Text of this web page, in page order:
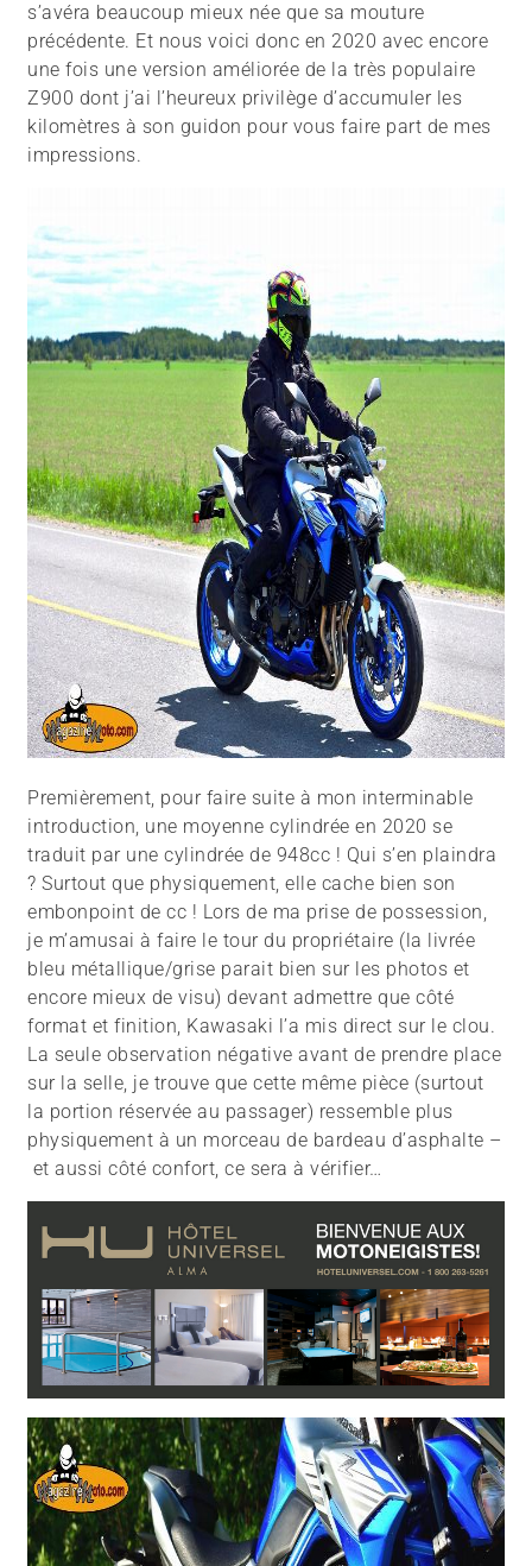
s’avéra beaucoup mieux née que sa mouture
précédente. Et nous voici donc en 2020 avec encore
une fois une version améliorée de la très populaire
Z900 dont j’ai l’heureux privilège d’accumuler les
kilomètres à son guidon pour vous faire part de mes
impressions.
Premièrement, pour faire suite à mon interminable
introduction, une moyenne cylindrée en 2020 se
traduit par une cylindrée de 948cc ! Qui s’en plaindra
? Surtout que physiquement, elle cache bien son
embonpoint de cc ! Lors de ma prise de possession,
je m’amusai à faire le tour du propriétaire (la livrée
bleu métallique/grise parait bien sur les photos et
encore mieux de visu) devant admettre que côté
format et finition, Kawasaki l’a mis direct sur le clou.
La seule observation négative avant de prendre place
sur la selle, je trouve que cette même pièce (surtout
la portion réservée au passager) ressemble plus
physiquement à un morceau de bardeau d’asphalte –
et aussi côté confort, ce sera à vérifier…